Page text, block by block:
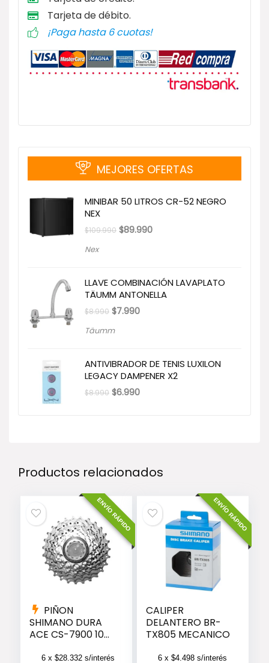
Tarjeta de débito.
¡Paga hasta 6 cuotas!
MEJORES OFERTAS
MINIBAR 50 LITROS CR-52 NEGRO
NEX
$109.990 El
$89.990El
Nex
LLAVE COMBINACIÓN LAVAPLATO
TÄUMM ANTONELLA
$8.990 El
original
era:
$7.990El
Täumm
ANTIVIBRADOR DE TENIS LUXILON
LEGACY DAMPENER X2
$8.990 El
$6.990El
Productos relacionados
ENVÍO RÁPIDO
PIÑON
SHIMANO DURA
ACE CS-7900 10V.
6 x $28.332s/interés
ENVÍO RÁPIDO
CALIPER
DELANTERO BR-
TX805 MECANICO
6 x $4.498s/interés